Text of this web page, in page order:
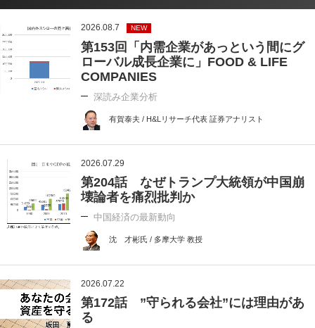
2026.08.7 NEW
第153回「内需企業があっという間にグ
ローバル成長企業に」FOOD & LIFE
COMPANIES
深読み企業分析
有賀泰夫 / H&Lリサーチ代表 証券アナリスト
2026.07.29
第204話 なぜトランプ大統領が中国崩
壊論者を痛烈批判か
中国経済の最新動向
沈 才彬氏 / 多摩大学 教授
2026.07.22
第172話 ”守られる会社”には理由があ
る